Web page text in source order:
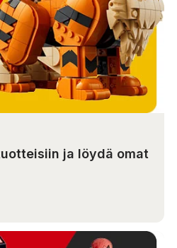
ja löydä omat